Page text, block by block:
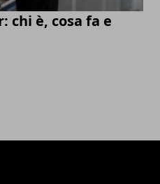
chi è, cosa fa e